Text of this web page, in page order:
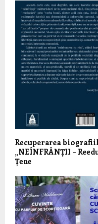
Recuperarea
„NEÎNFRÂNȚII –
Țene